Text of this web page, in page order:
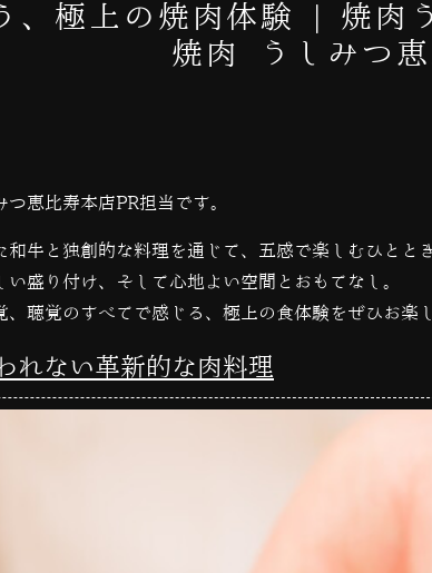
、極上の焼肉体験 | 焼肉
焼肉 うしみつ
恵比寿本店PR担当です。
牛と独創的な料理を通じて、五感で楽しむひとと
盛り付け、そして心地よい空間とおもてなし。
聴覚のすべてで感じる、極上の食体験をぜひお楽
れない革新的な肉料理